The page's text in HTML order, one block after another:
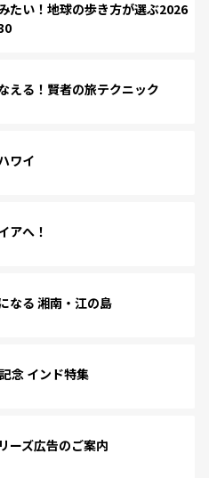
たい！地球の歩き方が選ぶ2026
える！賢者の旅テクニック
ワイ
アへ！
なる 湘南・江の島
念 インド特集
ーズ広告のご案内